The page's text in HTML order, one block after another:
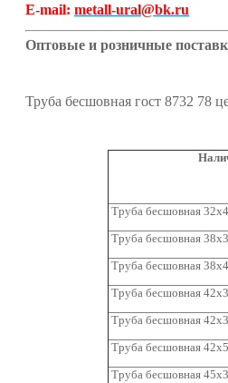
E-mail: metall-ural@bk.ru
Оптовые и розничные
Труба бесшовная гост 8732 78
Труба бесшовная
Труба бесшовная
Труба бесшовная
Труба бесшовная
Труба бесшовная
Труба бесшовная
Труба бесшовная